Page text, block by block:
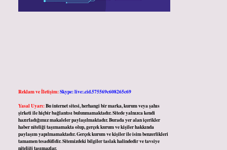
Reklam ve İletişim:Skype: live:.cid.575569c608265c69
Yasal Uyarı:Bu internet sitesi, herhangi bir marka, kurum veya şahıs
şirketi ile hiçbir bağlantısı bulunmamaktadır. Sitede yalnızca kendi
hazırladığımız makaleler paylaşılmaktadır. Burada yer alan içerikler
haber niteliği taşımamakta olup, gerçek kurum ve kişiler hakkında
paylaşım yapılmamaktadır. Gerçek kurum ve kişiler ile isim benzerlikleri
tamamen tesadüfidir. Sitemizdeki bilgiler taslak halindedir ve tavsiye
niteliği taşımazlar.